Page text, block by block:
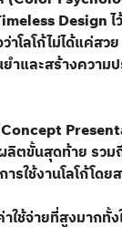
Design ไ
ลโก้ไม่ได้แค่สว
ำและสร้างควา
ลิตขั้นสุดท้าย รว
รใช้งานโลโก้โด
จ่ายที่สูงมากทั้ง